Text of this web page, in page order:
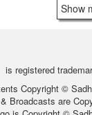
Show
registered
Copyright ©
Broadcasts are